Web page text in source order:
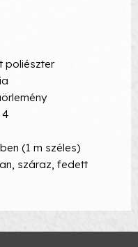
poliészter
(1 m széles)
száraz, fedett